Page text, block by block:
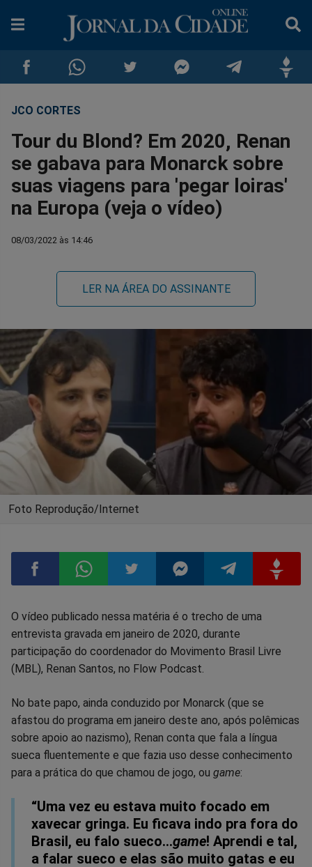
Compartilhar
no
Facebook
Compartilhar
no
Whatsapp
no
Twitter
no
Messenger
no
Telegram
no
Gettr
JCO CORTES
Tour du Blond? Em 2020, Renan
se gabava para Monarck sobre
suas viagens para 'pegar loiras'
na Europa (veja o vídeo)
08/03/2022 às 14:46
LER NA ÁREA DO ASSINANTE
Foto Reprodução/Internet
Compartilhar
no
Compartilhar
no
Compartilhar
no
Compartilhar
no
Compartilhar
no
no
O vídeo publicado nessa matéria é o trecho de uma
entrevista gravada em janeiro de 2020, durante
participação do coordenador do Movimento Brasil Livre
(MBL), Renan Santos, no Flow Podcast.
No bate papo, ainda conduzido por Monarck (que se
afastou do programa em janeiro deste ano, após polêmicas
sobre apoio ao nazismo), Renan conta que fala a língua
sueca fluentemente e que fazia uso desse conhecimento
para a prática do que chamou de jogo, ou game:
“Uma vez eu estava muito focado em
xavecar gringa. Eu ficava indo pra fora do
Brasil, eu falo sueco...game! Aprendi e tal,
a falar sueco e elas são muito gatas e eu